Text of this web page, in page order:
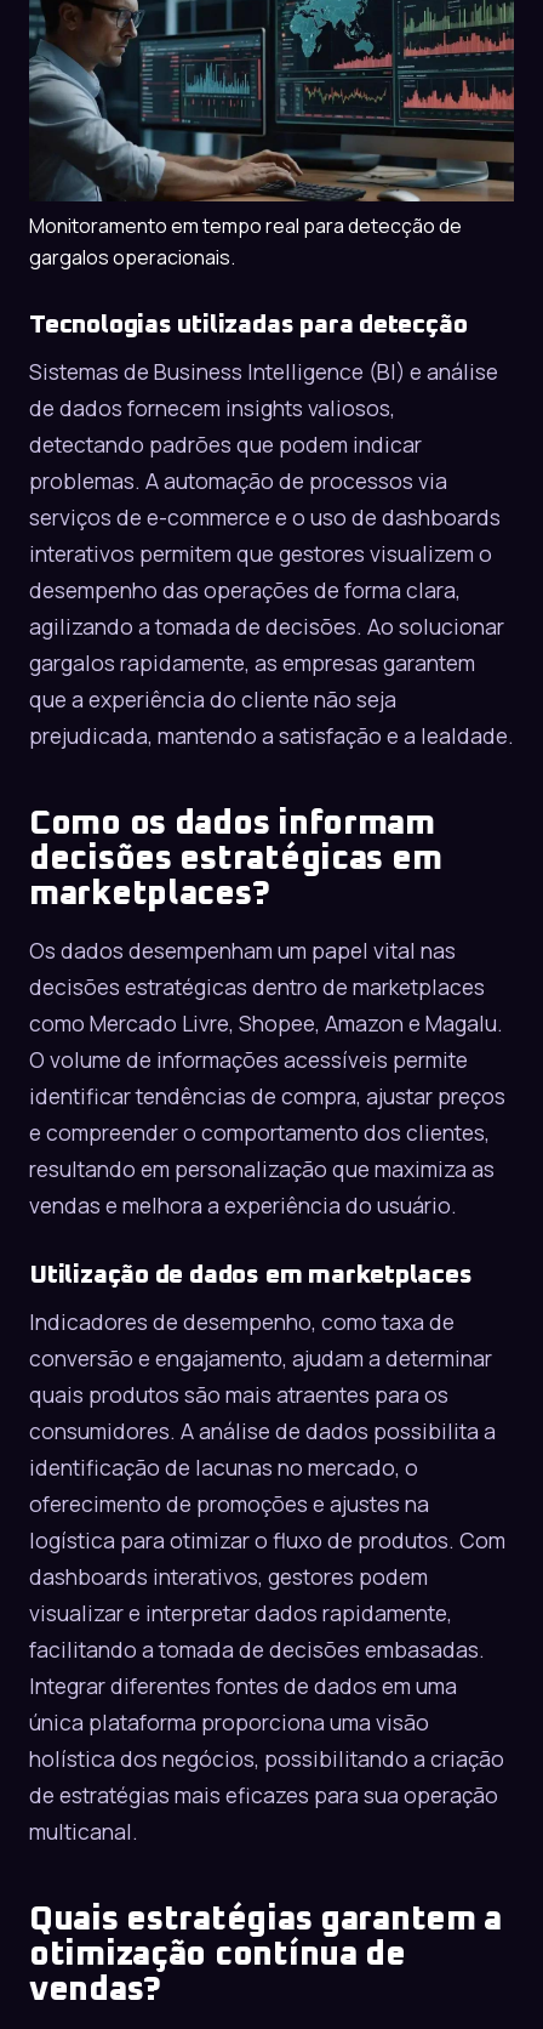
Monitoramento em tempo real para detecção de
gargalos operacionais.
Tecnologias utilizadas para detecção
Sistemas de Business Intelligence (BI) e análise
de dados fornecem insights valiosos,
detectando padrões que podem indicar
problemas. A automação de processos via
serviços de e-commerce e o uso de dashboards
interativos permitem que gestores visualizem o
desempenho das operações de forma clara,
agilizando a tomada de decisões. Ao solucionar
gargalos rapidamente, as empresas garantem
que a experiência do cliente não seja
prejudicada, mantendo a satisfação e a lealdade.
Como os dados informam
decisões estratégicas em
marketplaces?
Os dados desempenham um papel vital nas
decisões estratégicas dentro de marketplaces
como Mercado Livre, Shopee, Amazon e Magalu.
O volume de informações acessíveis permite
identificar tendências de compra, ajustar preços
e compreender o comportamento dos clientes,
resultando em personalização que maximiza as
vendas e melhora a experiência do usuário.
Utilização de dados em marketplaces
Indicadores de desempenho, como taxa de
conversão e engajamento, ajudam a determinar
quais produtos são mais atraentes para os
consumidores. A análise de dados possibilita a
identificação de lacunas no mercado, o
oferecimento de promoções e ajustes na
logística para otimizar o fluxo de produtos. Com
dashboards interativos, gestores podem
visualizar e interpretar dados rapidamente,
facilitando a tomada de decisões embasadas.
Integrar diferentes fontes de dados em uma
única plataforma proporciona uma visão
holística dos negócios, possibilitando a criação
de estratégias mais eficazes para sua operação
multicanal.
Quais estratégias garantem a
otimização contínua de
vendas?